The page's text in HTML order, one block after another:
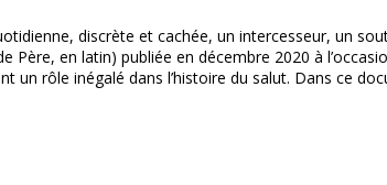
discrète et cachée, un intercesseur, un
en latin) publiée en décembre 2020 à
rôle inégalé dans l’histoire du salut. Dans ce